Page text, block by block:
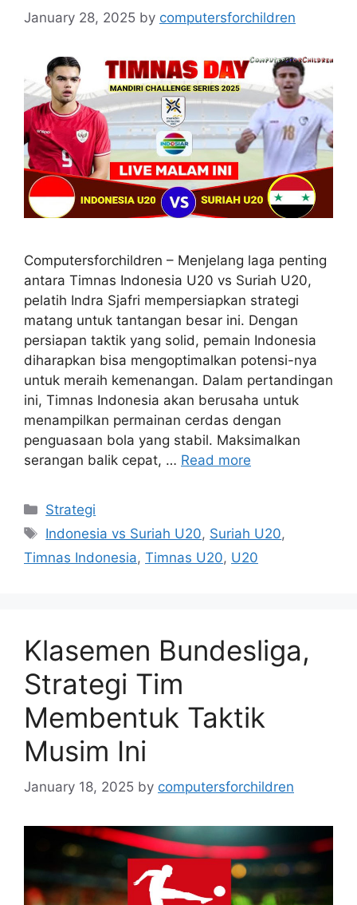
January 28, 2025 by computersforchildren
Computersforchildren – Menjelang laga penting
antara Timnas Indonesia U20 vs Suriah U20,
pelatih Indra Sjafri mempersiapkan strategi
matang untuk tantangan besar ini. Dengan
persiapan taktik yang solid, pemain Indonesia
diharapkan bisa mengoptimalkan potensi-nya
untuk meraih kemenangan. Dalam pertandingan
ini, Timnas Indonesia akan berusaha untuk
menampilkan permainan cerdas dengan
penguasaan bola yang stabil. Maksimalkan
serangan balik cepat, … Read more
Categories
Strategi
Tags
Indonesia vs Suriah U20, Suriah U20,
Timnas Indonesia, Timnas U20, U20
Klasemen Bundesliga,
Strategi Tim
Membentuk Taktik
Musim Ini
January 18, 2025 by computersforchildren